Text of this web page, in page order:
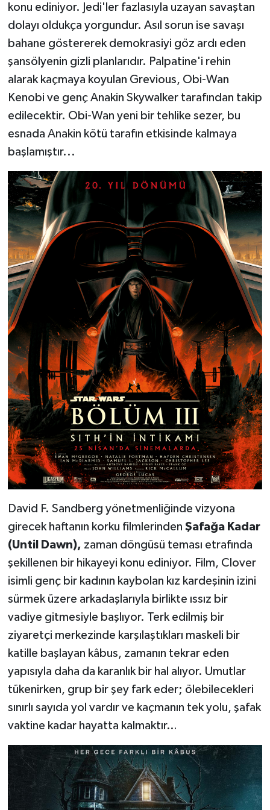
konu ediniyor. Jedi'ler fazlasıyla uzayan savaştan
dolayı oldukça yorgundur. Asıl sorun ise savaşı
bahane göstererek demokrasiyi göz ardı eden
şansölyenin gizli planlarıdır. Palpatine'i rehin
alarak kaçmaya koyulan Grevious, Obi-Wan
Kenobi ve genç Anakin Skywalker tarafından takip
edilecektir. Obi-Wan yeni bir tehlike sezer, bu
esnada Anakin kötü tarafın etkisinde kalmaya
başlamıştır...
David F. Sandberg yönetmenliğinde vizyona
girecek haftanın korku filmlerinden Şafağa Kadar
(Until Dawn), zaman döngüsü teması etrafında
şekillenen bir hikayeyi konu ediniyor. Film, Clover
isimli genç bir kadının kaybolan kız kardeşinin izini
sürmek üzere arkadaşlarıyla birlikte ıssız bir
vadiye gitmesiyle başlıyor. Terk edilmiş bir
ziyaretçi merkezinde karşılaştıkları maskeli bir
katille başlayan kâbus, zamanın tekrar eden
yapısıyla daha da karanlık bir hal alıyor. Umutlar
tükenirken, grup bir şey fark eder; ölebilecekleri
sınırlı sayıda yol vardır ve kaçmanın tek yolu, şafak
vaktine kadar hayatta kalmaktır…